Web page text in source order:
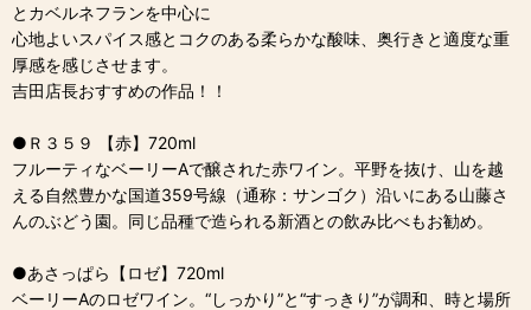
とカベルネフランを中心に
心地よいスパイス感とコクのある柔らかな酸味、奥行きと適度な重
厚感を感じさせます。
吉田店長おすすめの作品！！
●Ｒ３５９ 【赤】720ml
フルーティなベーリーAで醸された赤ワイン。平野を抜け、山を越
える自然豊かな国道359号線（通称：サンゴク）沿いにある山藤さ
んのぶどう園。同じ品種で造られる新酒との飲み比べもお勧め。
●あさっぱら【ロゼ】720ml
ベーリーAのロゼワイン。“しっかり”と“すっきり”が調和、時と場所